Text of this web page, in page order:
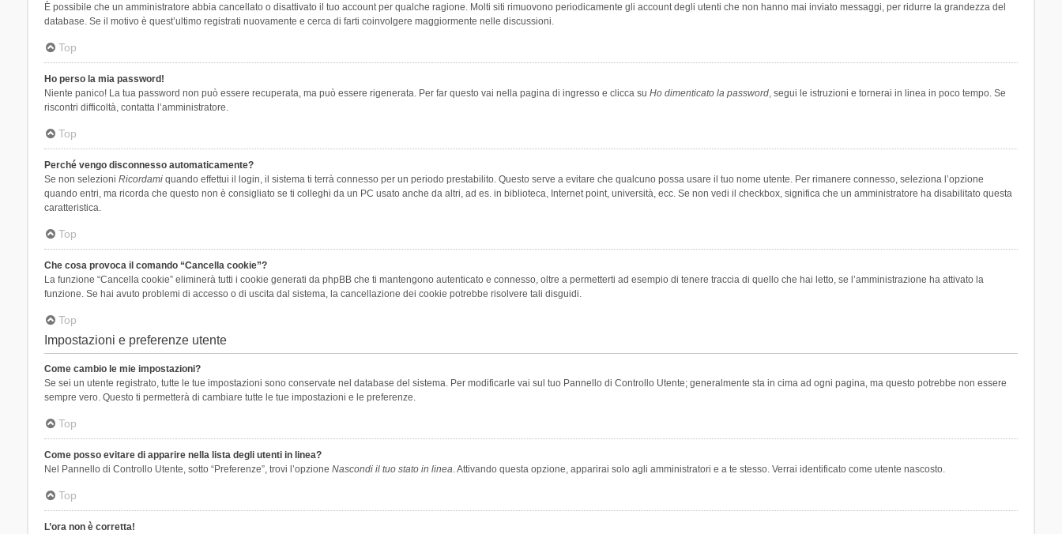
È possibile che un amministratore abbia cancellato o disattivato il tuo account per qualche ragione. Molti siti rimuovono periodicamente gli account degli utenti che non hanno mai inviato messaggi, per ridurre la grandezza del
database. Se il motivo è quest’ultimo registrati nuovamente e cerca di farti coinvolgere maggiormente nelle discussioni.
Top
Ho perso la mia password!
Niente panico! La tua password non può essere recuperata, ma può essere rigenerata. Per far questo vai nella pagina di ingresso e clicca su Ho dimenticato la password, segui le istruzioni e tornerai in linea in poco tempo. Se
riscontri difficoltà, contatta l’amministratore.
Top
Perché vengo disconnesso automaticamente?
Se non selezioni Ricordamiquando effettui il login, il sistema ti terrà connesso per un periodo prestabilito. Questo serve a evitare che qualcuno possa usare il tuo nome utente. Per rimanere connesso, seleziona l’opzione
quando entri, ma ricorda che questo non è consigliato se ti colleghi da un PC usato anche da altri, ad es. in biblioteca, Internet point, università, ecc. Se non vedi il checkbox, significa che un amministratore ha disabilitato questa
caratteristica.
Top
Che cosa provoca il comando “Cancella cookie”?
La funzione “Cancella cookie” eliminerà tutti i cookie generati da phpBB che ti mantengono autenticato e connesso, oltre a permetterti ad esempio di tenere traccia di quello che hai letto, se l’amministrazione ha attivato la
funzione. Se hai avuto problemi di accesso o di uscita dal sistema, la cancellazione dei cookie potrebbe risolvere tali disguidi.
Top
Impostazioni e preferenze utente
Come cambio le mie impostazioni?
Se sei un utente registrato, tutte le tue impostazioni sono conservate nel database del sistema. Per modificarle vai sul tuo Pannello di Controllo Utente; generalmente sta in cima ad ogni pagina, ma questo potrebbe non essere
sempre vero. Questo ti permetterà di cambiare tutte le tue impostazioni e le preferenze.
Top
Come posso evitare di apparire nella lista degli utenti in linea?
Nel Pannello di Controllo Utente, sotto “Preferenze”, trovi l’opzione Nascondi il tuo stato in linea. Attivando questa opzione, apparirai solo agli amministratori e a te stesso. Verrai identificato come utente nascosto.
Top
L’ora non è corretta!